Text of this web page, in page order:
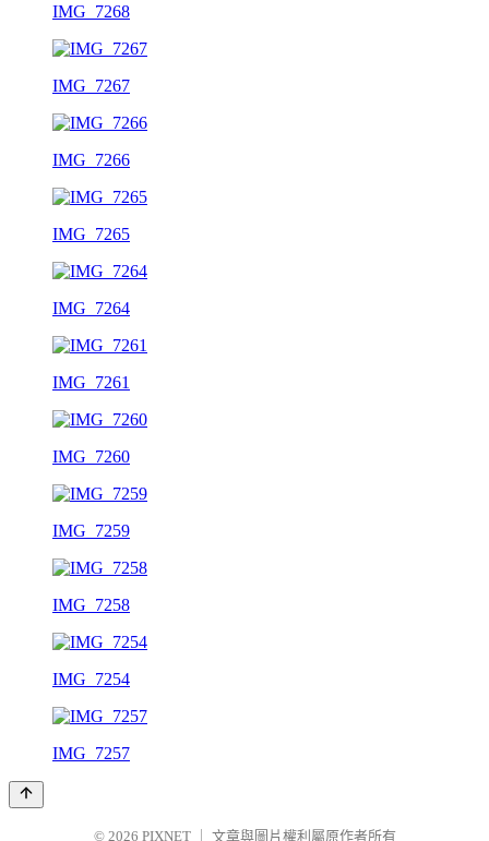
IMG_7268
IMG_7267
IMG_7266
IMG_7265
IMG_7264
IMG_7261
IMG_7260
IMG_7259
IMG_7258
IMG_7254
IMG_7257
© 2026 PIXNET 文章與圖片權利屬原作者所有